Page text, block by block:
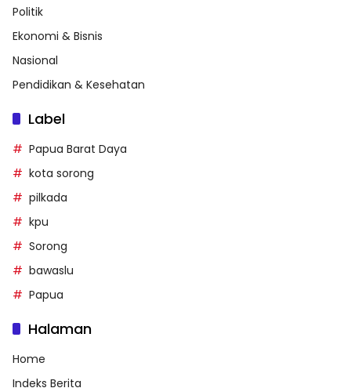
Politik
Ekonomi & Bisnis
Nasional
Pendidikan & Kesehatan
Label
Papua Barat Daya
kota sorong
pilkada
kpu
Sorong
bawaslu
Papua
Halaman
Home
Indeks Berita